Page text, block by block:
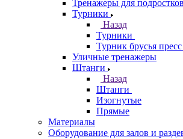
Тренажеры для подростков
Турники
Назад
Турники
Турник брусья пресс
Уличные тренажеры
Штанги
Назад
Штанги
Изогнутые
Прямые
Материалы
Оборудование для залов и